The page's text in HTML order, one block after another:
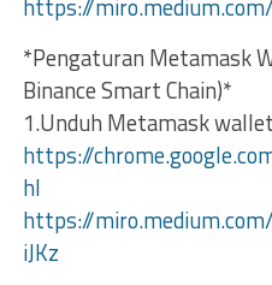
https://
*Pengaturan Metamask
Binance Smart Chain)*
1.Unduh Metamask
https://
hl
https://
iJKz